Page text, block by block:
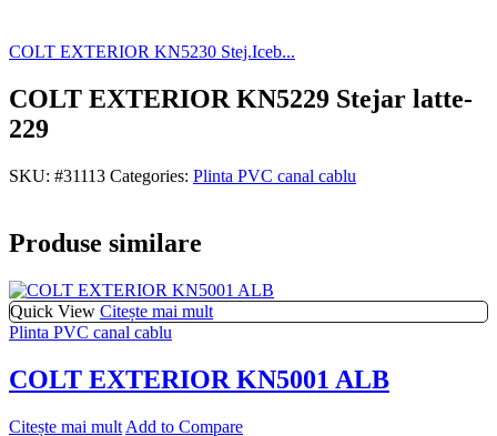
COLT EXTERIOR KN5230 Stej.Iceb...
COLT EXTERIOR KN5229 Stejar latte-
229
SKU: #31113 Categories: Plinta PVC canal cablu
Produse similare
Quick View Citește mai mult
Plinta PVC canal cablu
COLT EXTERIOR KN5001 ALB
Citește mai mult Add to Compare